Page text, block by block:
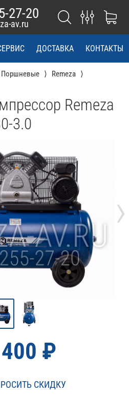
ДОСТАВКА КОНТАКТЫ
27-20
av.ru
Поршневые
Remeza
Remeza
3.0
›
₽
СКИДКУ